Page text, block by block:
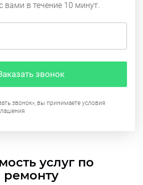
вами в течение 10 минут.
звонок
звонок», вы принимаете условия
услуг по
ремонту